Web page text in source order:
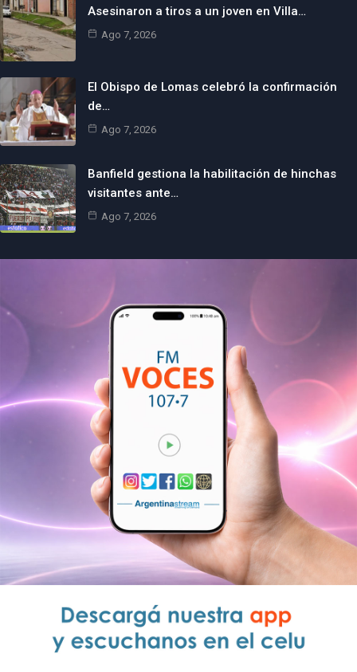
Asesinaron a tiros a un joven en Villa…
Ago 7, 2026
El Obispo de Lomas celebró la confirmación
de…
Ago 7, 2026
Banfield gestiona la habilitación de hinchas
visitantes ante…
Ago 7, 2026